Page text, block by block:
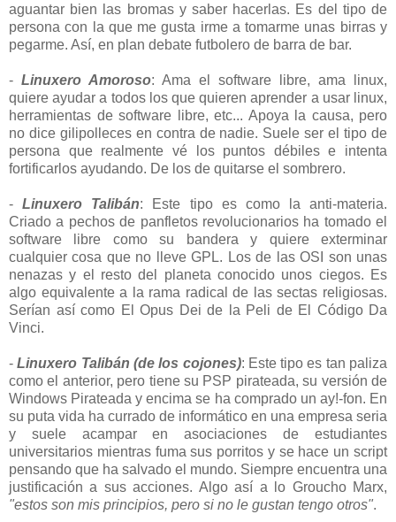
aguantar bien las bromas y saber hacerlas. Es del tipo de
persona con la que me gusta irme a tomarme unas birras y
pegarme. Así, en plan debate futbolero de barra de bar.
- Linuxero Amoroso: Ama el software libre, ama linux,
quiere ayudar a todos los que quieren aprender a usar linux,
herramientas de software libre, etc... Apoya la causa, pero
no dice gilipolleces en contra de nadie. Suele ser el tipo de
persona que realmente vé los puntos débiles e intenta
fortificarlos ayudando. De los de quitarse el sombrero.
-Linuxero Talibán: Este tipo es como la anti-materia.
Criado a pechos de panfletos revolucionarios ha tomado el
software libre como su bandera y quiere exterminar
cualquier cosa que no lleve GPL. Los de las OSI son unas
nenazas y el resto del planeta conocido unos ciegos. Es
algo equivalente a la rama radical de las sectas religiosas.
Serían así como El Opus Dei de la Peli de El Código Da
Vinci.
-Linuxero Talibán (de los cojones): Este tipo es tan paliza
como el anterior, pero tiene su PSP pirateada, su versión de
Windows Pirateada y encima se ha comprado un ay!-fon. En
su puta vida ha currado de informático en una empresa seria
y suele acampar en asociaciones de estudiantes
universitarios mientras fuma sus porritos y se hace un script
pensando que ha salvado el mundo. Siempre encuentra una
justificación a sus acciones. Algo así a lo Groucho Marx,
"estos son mis principios, pero si no le gustan tengo otros".